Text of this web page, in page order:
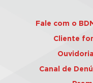
Fale com o
Cliente
Canal de